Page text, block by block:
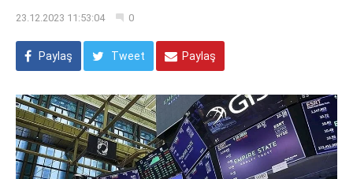
23.12.2023 11:53:04 0
Paylaş Tweet Paylaş